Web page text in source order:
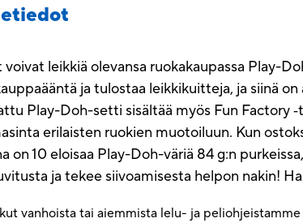
voivat leikkiä olevansa ruokakaupassa Play-
ja tulostaa leikkikuitteja, ja siinä
Play-Doh-setti sisältää myös Fun Factory
erilaisten ruokien muotoiluun. Kun
on 10 eloisaa Play-Doh-väriä 84 g:n
ja tekee siivoamisesta helpon nakin!
vanhoista tai aiemmista lelu- ja